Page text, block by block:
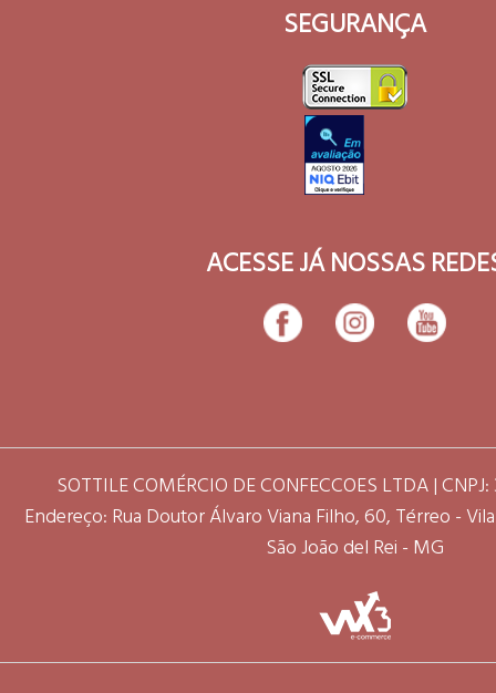
SEGURANÇA
ACESSE JÁ NOSSAS
SOTTILE COMÉRCIO DE CONFECCOES LTDA |
Endereço: Rua Doutor Álvaro Viana Filho, 60, Térreo - Vila
São João del Rei - MG